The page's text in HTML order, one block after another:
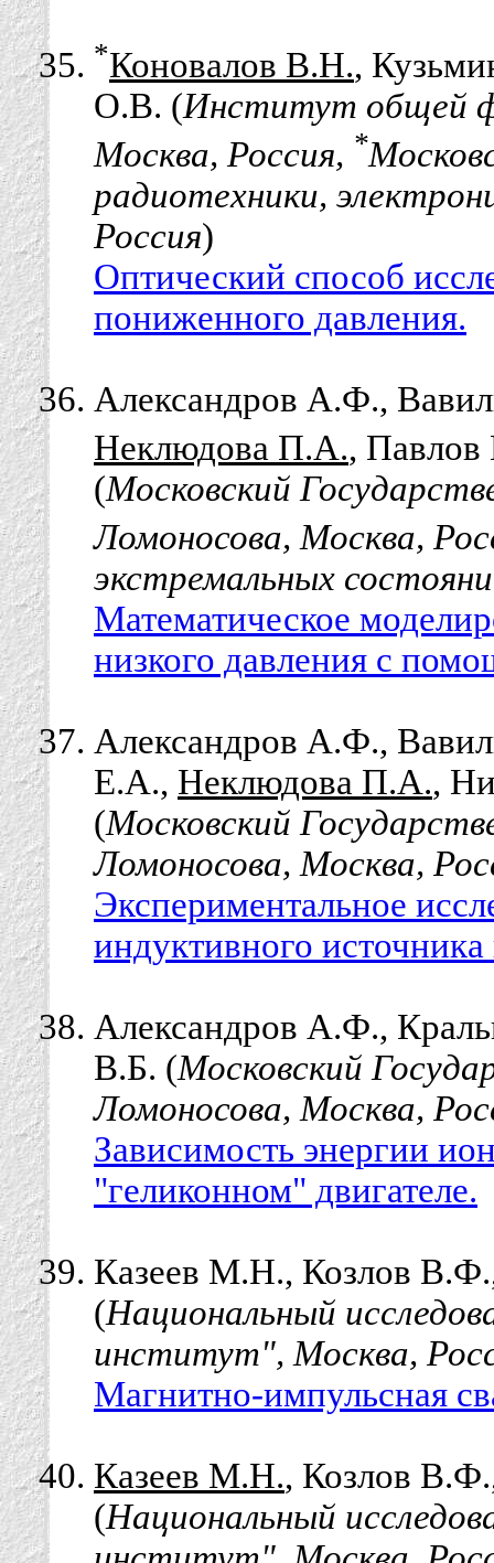
*Коновалов В.Н.,
О.В. (Институт общей
Москва, Россия, *
радиотехники,
Россия)
Оптический способ
пониженного давления.
Александров А.Ф.,
Неклюдова П.А.,
(Московский
Ломоносова, Москва,
экстремальных
Математическое
низкого давления с
Александров А.Ф.,
Е.А., Неклюдова П.А.,
(Московский
Ломоносова, Москва,
Экспериментальное
индуктивного
Александров А.Ф.,
В.Б. (Московский
Ломоносова, Москва,
Зависимость энергии
"геликонном" двигателе.
Казеев М.Н., Козлов
(Национальный
институт", Москва,
Магнитно-импульсная
Казеев М.Н., Козлов
(Национальный